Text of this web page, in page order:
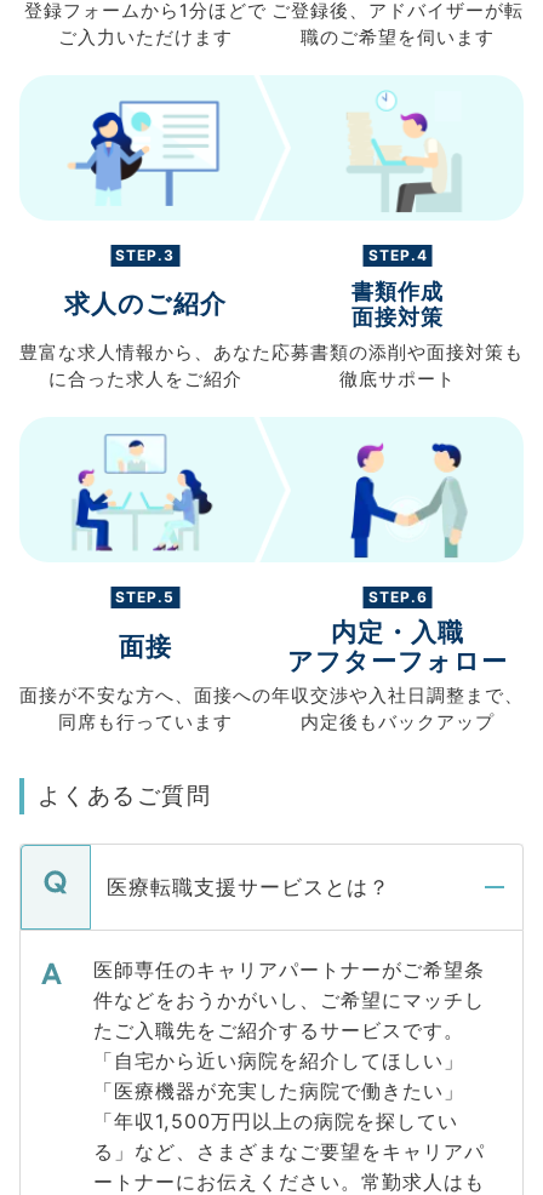
登録フォームから 1分ほどで
ご入力 いただけます
ご登録後、 アドバイザーが転
職のご希望を伺います
STEP.3
求人のご紹介
豊富な求人情報から、 あなた
に合った求人を ご紹介
STEP.4
書類作成
面接対策
応募書類の添削や面接対策も
徹底サポート
STEP.5
面接
面接が不安な方へ、 面接への
同席も行っています
STEP.6
内定・入職
アフターフォロー
年収交渉や入社日調整まで、
内定後もバックアップ
よくあるご質問
医療転職支援サービスとは？
医師専任のキャリアパートナーがご希望条
件などをおうかがいし、ご希望にマッチし
たご入職先をご紹介するサービスです。
「自宅から近い病院を紹介してほしい」
「医療機器が充実した病院で働きたい」
「年収1,500万円以上の病院を探してい
る」など、さまざまなご要望をキャリアパ
ートナーにお伝えください。常勤求人はも